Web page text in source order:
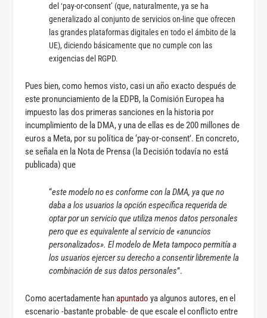
del ‘pay-or-consent’ (que, naturalmente, ya se ha
generalizado al conjunto de servicios on-line que ofrecen
las grandes plataformas digitales en todo el ámbito de la
UE), diciendo básicamente que no cumple con las
exigencias del RGPD.
Pues bien, como hemos visto, casi un año exacto después de
este pronunciamiento de la EDPB, la Comisión Europea ha
impuesto las dos primeras sanciones en la historia por
incumplimiento de la DMA, y una de ellas es de 200 millones de
euros a Meta, por su política de ‘pay-or-consent’. En concreto,
se señala en la Nota de Prensa (la Decisión todavía no está
publicada) que
“este modelo no es conforme con la DMA, ya que no
daba a los usuarios la opción específica requerida de
optar por un servicio que utiliza menos datos personales
pero que es equivalente al servicio de «anuncios
personalizados». El modelo de Meta tampoco permitía a
los usuarios ejercer su derecho a consentir libremente la
combinación de sus datos personales”.
Como acertadamente hanapuntado ya algunos autores, en el
escenario -bastante probable- de que escale el conflicto entre